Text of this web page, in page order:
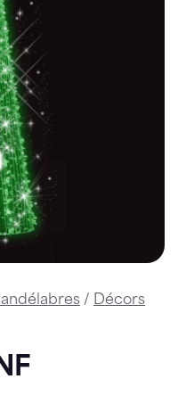
/ Décors